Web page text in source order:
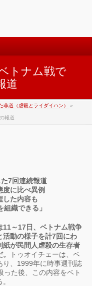
トナム戦で
道
非道（虐殺とライダイハン） »
報道
7回連続報道
度に比べ異例
した内容も
織できる」
11～17日、ベトナム戦争
活動の様子を計7回にわ
紙が民間人虐殺の生存者
トゥオイチェーは、ベ
り、1999年に時事週刊誌
った後、この内容をベト